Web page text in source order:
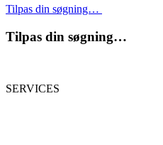
Tilpas din søgning…
Tilpas din søgning…
SERVICES